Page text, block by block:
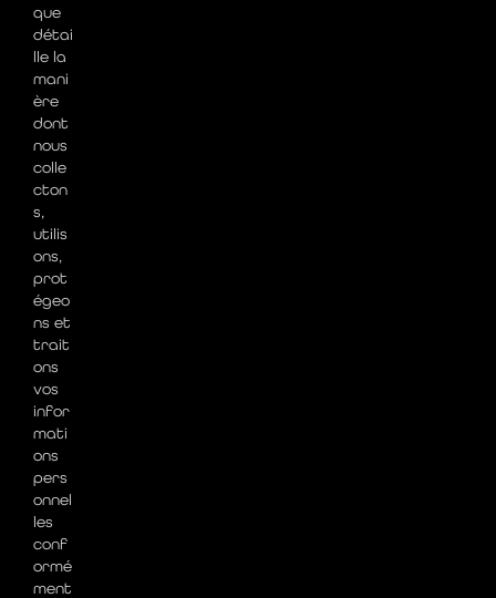
que
détai
lle la
mani
ère
dont
nous
colle
cton
s,
utilis
ons,
prot
égeo
ns et
trait
ons
vos
infor
mati
ons
pers
onnel
les
conf
ormé
ment